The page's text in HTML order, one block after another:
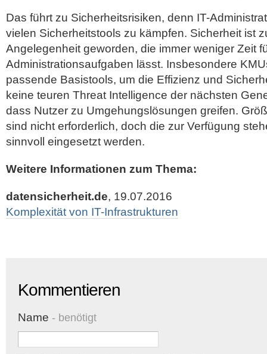
Das führt zu Sicherheitsrisiken, denn IT-
vielen Sicherheitstools zu kämpfen. Sicherheit ist
Angelegenheit geworden, die immer weniger Zeit
Administrationsaufgaben lässt. Insbesondere
passende Basistools, um die Effizienz und
keine teuren Threat Intelligence der nächsten
dass Nutzer zu Umgehungslösungen greifen.
sind nicht erforderlich, doch die zur Verfügung
sinnvoll eingesetzt werden.
Weitere Informationen zum Thema:
datensicherheit.de, 19.07.2016
Komplexität von IT-Infrastrukturen
Kommentieren
Name - benötigt